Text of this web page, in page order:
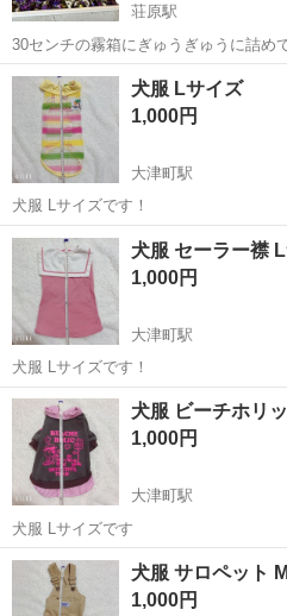
荘原駅
30センチの霧箱にぎゅうぎゅうに詰め
料や夏休みの工作にも。 [お取引き可能場所・時間] 斐川おだ 平
日:19:00〜21:00 土日:要相談(希望に
島根 出雲市 荘原駅 その他
犬服 Lサイズ
1,000円
大津町駅
犬服 Lサイズです！
島根 出雲市 大津町駅 その
犬服 セーラー襟
1,000円
大津町駅
犬服 Lサイズです！
島根 出雲市 大津町駅 その他
犬服 ビーチホリ
1,000円
大津町駅
犬服 Lサイズです
島根 出雲市 大津町駅 その他
犬服 サロペット
1,000円